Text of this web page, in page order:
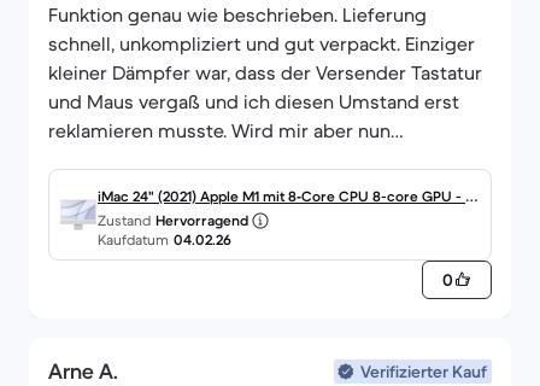
Funktion genau wie beschrieben. Lieferung
schnell, unkompliziert und gut verpackt. Einziger
kleiner Dämpfer war, dass der Versender Tastatur
und Maus vergaß und ich diesen Umstand erst
reklamieren musste. Wird mir aber nun
hoffe, das wird auch passieren. Ansonsten aber
alles top und wie erwartet! 🙏😊
iMac 24" (2021) Apple M1 mit 8‑Core CPU 8-core GPU - 51
2 GB SSD - 16 GB QWERTZ - Deutsch Standardglas
Zustand Hervorragend
Kaufdatum 04.02.26
0
Arne A.
Verifizierter Kauf